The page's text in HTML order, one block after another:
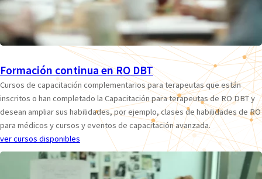
Formación continua en RO DBT
Cursos de capacitación complementarios para terapeutas que están
inscritos o han completado la Capacitación para terapeutas de RO DBT y
desean ampliar sus habilidades, por ejemplo, clases de habilidades de RO
para médicos y cursos y eventos de capacitación avanzada.
ver cursos disponibles